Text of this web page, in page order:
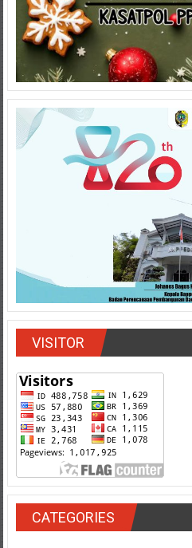
VISITOR
CATEGORIES